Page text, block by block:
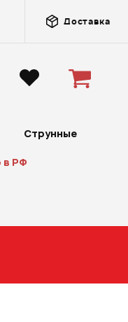
Доставка
Струнные
в РФ